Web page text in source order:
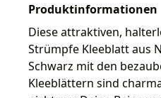
Produktinformationen
Diese attraktiven,
Strümpfe Kleeblatt aus
Schwarz mit den
Kleeblättern sind